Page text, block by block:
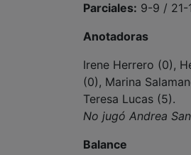
Parciales: 9-9 / 21-
Anotadoras
Irene Herrero (0),
(0), Marina
Teresa Lucas (5).
No jugó Andrea
Balance